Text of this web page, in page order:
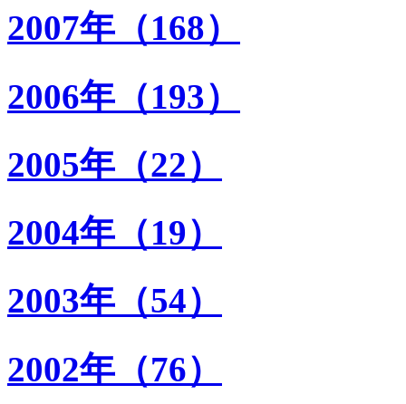
2007年（168）
2006年（193）
2005年（22）
2004年（19）
2003年（54）
2002年（76）